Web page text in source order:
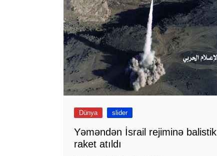
Dünya slider
Yəməndən İsrail rejiminə balistik
raket atıldı